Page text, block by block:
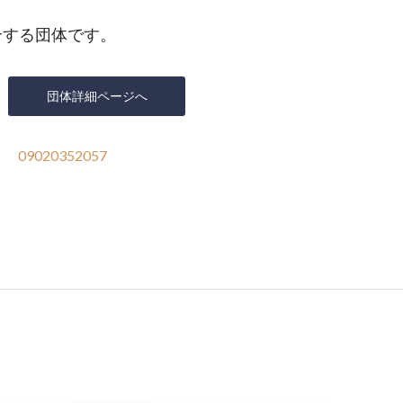
る団体です。
団体詳細ページへ
09020352057